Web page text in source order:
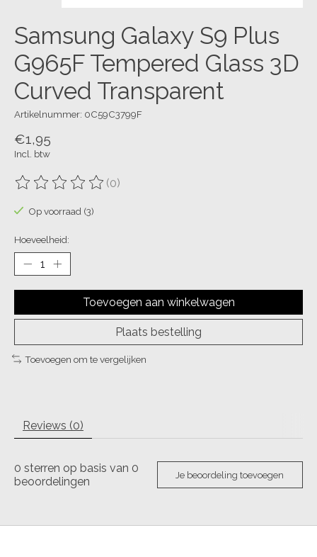
Samsung Galaxy S9 Plus
G965F Tempered Glass 3D
Curved Transparent
Artikelnummer: 0C59C3799F
€1,95
Incl. btw
De beoordeling van dit product is
(0)
Op voorraad (3)
Hoeveelheid:
Toevoegen aan winkelwagen
Plaats bestelling
Toevoegen om te vergelijken
Reviews (0)
0 sterren op basis van 0
beoordelingen
Je beoordeling toevoegen